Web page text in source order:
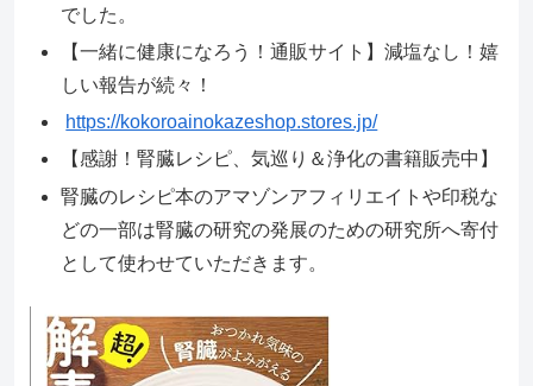
でした。
【一緒に健康になろう！通販サイト】減塩なし！嬉
しい報告が続々！
https://kokoroainokazeshop.stores.jp/
【感謝！腎臓レシピ、気巡り＆浄化の書籍販売中】
腎臓のレシピ本のアマゾンアフィリエイトや印税な
どの一部は腎臓の研究の発展のための研究所へ寄付
として使わせていただきます。